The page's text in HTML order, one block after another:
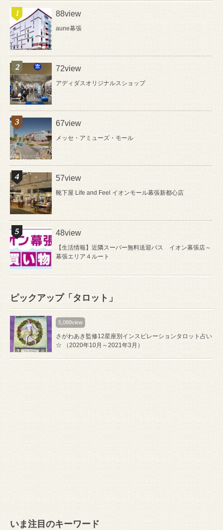
88view
aune幕張
72view
アディダスオリジナルスショップ
67view
メッセ・アミューズ・モール
57view
靴下屋 Life and Feel イオンモール幕張新都心店
48view
【生活情報】近隣スーパー無料送迎バス イオン幕張店～
幕張エリア４ルート
ピックアップ「タロット」
5,088view
さがわあき監修12星座別インスピレーションタロット占い
☆ （2020年10月～2021年3月）
いま注目のキーワード